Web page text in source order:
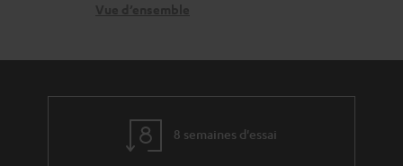
l
a
8 semaines d'essai